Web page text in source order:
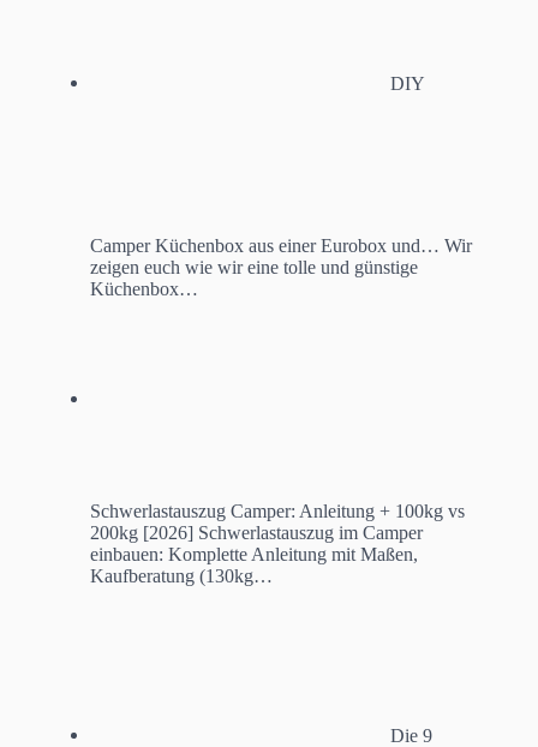
DIY
Camper Küchenbox aus einer Eurobox und… Wir
zeigen euch wie wir eine tolle und günstige
Küchenbox…
Schwerlastauszug Camper: Anleitung + 100kg vs
200kg [2026] Schwerlastauszug im Camper
einbauen: Komplette Anleitung mit Maßen,
Kaufberatung (130kg…
Die 9